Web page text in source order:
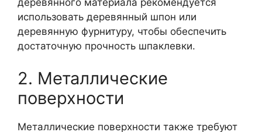
деревянного материала рекомендуется
использовать деревянный шпон или
деревянную фурнитуру, чтобы обеспечить
достаточную прочность шпаклевки.
2. Металлические
поверхности
Металлические поверхности также требуют